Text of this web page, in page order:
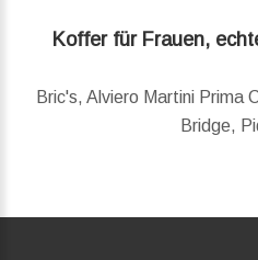
Koffer für Frauen,
Bric's, Alviero Martini Prima
Bridge,